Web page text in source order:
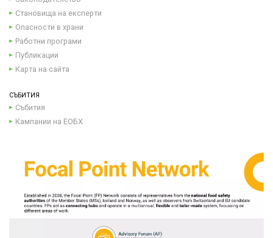
Становища на експерти
Опасности в храни
Работни програми
Публикации
Карта на сайта
СЪБИТИЯ
Събития
Кампании на ЕОБХ